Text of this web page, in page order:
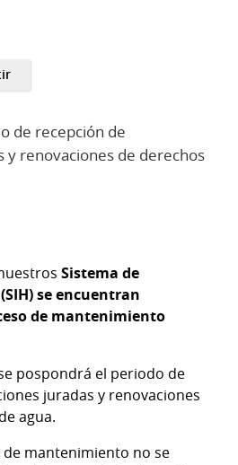
de recepción de
y renovaciones de derechos
Sistema de
se encuentran
de mantenimiento
pospondrá el periodo de
juradas y renovaciones
agua.
mantenimiento no se